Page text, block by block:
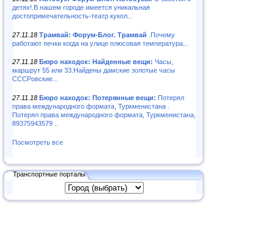
детях!.В нашем городе имеется уникальная
достопримечательность-театр кукол...
27.11.18 Трамвай: Форум-Блог. Трамвай .Почему
работают печки когда на улице плюсовая температура...
27.11.18 Бюро находок: Найденные вещи: Часы,
маршрут 55 или 33.Найдены дамские золотые часы
СССРовские...
27.11.18 Бюро находок: Потерянные вещи: Потерял
права международного формата, Туркменистана .
Потерял права международного формата, Туркменистана,
89375943579 ..
Посмотреть все
Транспортные порталы